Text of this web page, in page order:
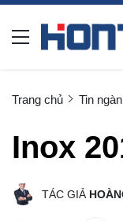
Trang chủ Tin
Inox
TÁC GIẢ